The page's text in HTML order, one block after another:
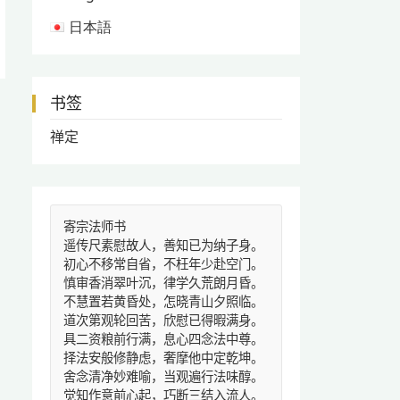
日本語
书签
禅定
寄宗法师书
遥传尺素慰故人，善知已为纳子身。
初心不移常自省，不枉年少赴空门。
慎审香消翠叶沉，律学久荒朗月昏。
不慧置若黄昏处，怎晓青山夕照临。
道次第观轮回苦，欣慰已得暇满身。
具二资粮前行满，息心四念法中尊。
择法安般修静虑，奢摩他中定乾坤。
舍念清净妙难喻，当观遍行法味醇。
觉知作意前心起，巧断三结入流人。